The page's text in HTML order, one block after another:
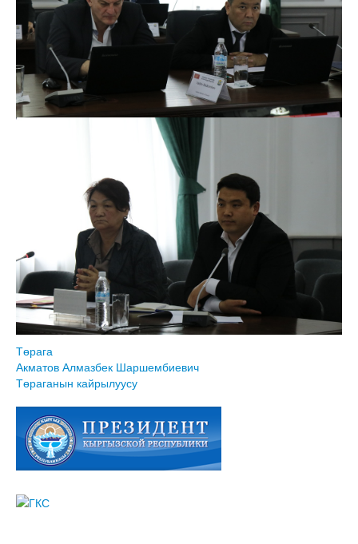
Төрага
Акматов Алмазбек Шаршембиевич
Төраганын кайрылуусу